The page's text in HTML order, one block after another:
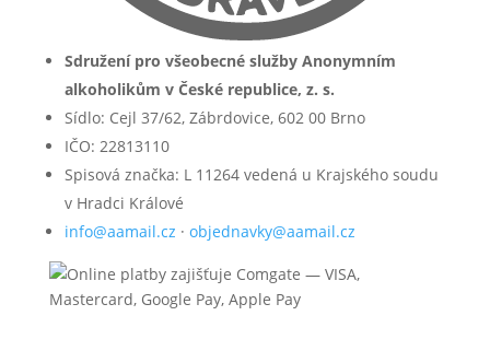
Sdružení pro všeobecné služby Anonymním
alkoholikům v České republice, z. s.
Sídlo: Cejl 37/62, Zábrdovice, 602 00 Brno
IČO: 22813110
Spisová značka: L 11264 vedená u Krajského soudu
v Hradci Králové
info@aamail.cz · objednavky@aamail.cz